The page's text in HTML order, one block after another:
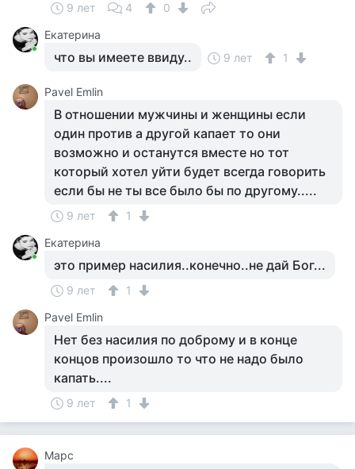
9 лет 4
0
Екатерина
что вы имеете ввиду.. 9 лет 1
Pavel Emlin
В отношении мужчины и женщины если
один против а другой капает то они
возможно и останутся вместе но тот
который хотел уйти будет всегда говорить
если бы не ты все было бы по другому.....
9 лет
1
Екатерина
это пример насилия..конечно..не дай Бог...
9 лет
1
Pavel Emlin
Нет без насилия по доброму и в конце
концов произошло то что не надо было
капать....
9 лет 1
Марс